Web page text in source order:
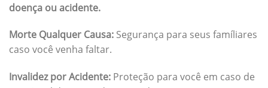
doença ou acidente.
Morte Qualquer Causa: Segurança para seus famíliares
caso você venha faltar.
Invalidez por Acidente: Proteção para você em caso de